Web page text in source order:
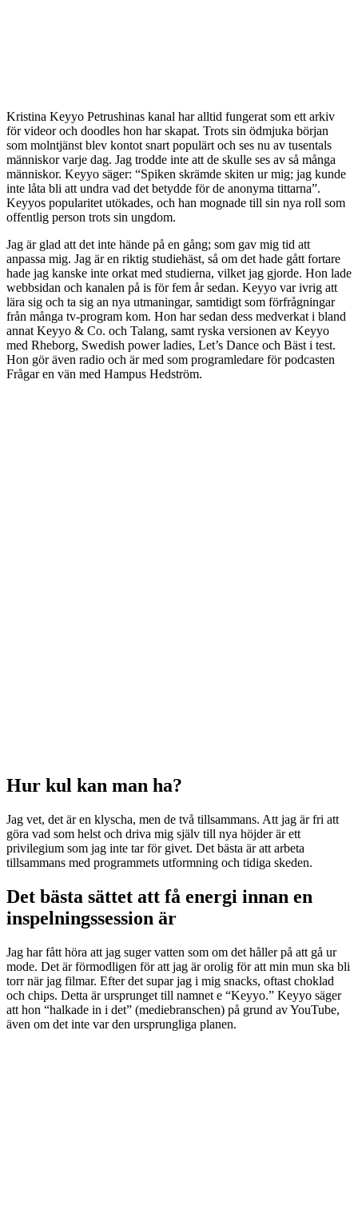
Kristina Keyyo Petrushinas kanal har alltid fungerat som ett arkiv
för videor och doodles hon har skapat. Trots sin ödmjuka början
som molntjänst blev kontot snart populärt och ses nu av tusentals
människor varje dag. Jag trodde inte att de skulle ses av så många
människor. Keyyo säger: “Spiken skrämde skiten ur mig; jag kunde
inte låta bli att undra vad det betydde för de anonyma tittarna”.
Keyyos popularitet utökades, och han mognade till sin nya roll som
offentlig person trots sin ungdom.
Jag är glad att det inte hände på en gång; som gav mig tid att
anpassa mig. Jag är en riktig studiehäst, så om det hade gått fortare
hade jag kanske inte orkat med studierna, vilket jag gjorde. Hon lade
webbsidan och kanalen på is för fem år sedan. Keyyo var ivrig att
lära sig och ta sig an nya utmaningar, samtidigt som förfrågningar
från många tv-program kom. Hon har sedan dess medverkat i bland
annat Keyyo & Co. och Talang, samt ryska versionen av Keyyo
med Rheborg, Swedish power ladies, Let’s Dance och Bäst i test.
Hon gör även radio och är med som programledare för podcasten
Frågar en vän med Hampus Hedström.
Hur kul kan man ha?
Jag vet, det är en klyscha, men de två tillsammans. Att jag är fri att
göra vad som helst och driva mig själv till nya höjder är ett
privilegium som jag inte tar för givet. Det bästa är att arbeta
tillsammans med programmets utformning och tidiga skeden.
Det bästa sättet att få energi innan en
inspelningssession är
Jag har fått höra att jag suger vatten som om det håller på att gå ur
mode. Det är förmodligen för att jag är orolig för att min mun ska bli
torr när jag filmar. Efter det supar jag i mig snacks, oftast choklad
och chips. Detta är ursprunget till namnet e “Keyyo.” Keyyo säger
att hon “halkade in i det” (mediebranschen) på grund av YouTube,
även om det inte var den ursprungliga planen.